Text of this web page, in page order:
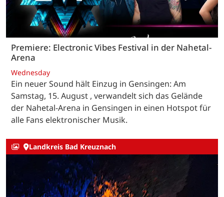
Premiere: Electronic Vibes Festival in der Nahetal-
Arena
Wednesday
Ein neuer Sound hält Einzug in Gensingen: Am
Samstag, 15. August , verwandelt sich das Gelände
der Nahetal-Arena in Gensingen in einen Hotspot für
alle Fans elektronischer Musik.
Landkreis Bad Kreuznach